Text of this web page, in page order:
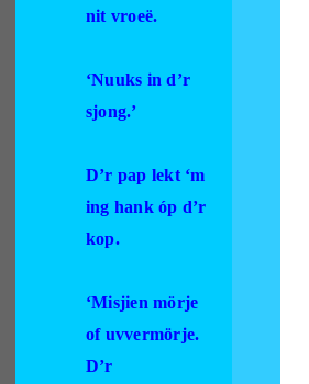
nit vroeë.
‘Nuuks in d’r
sjong.’
D’r pap lekt ‘m
ing hank óp d’r
kop.
‘Misjien mörje
of uvvermörje.
D’r